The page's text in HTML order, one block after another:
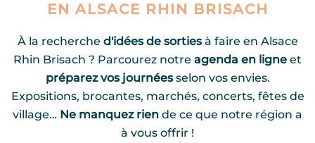
EN ALSACE RHIN BRISACH
À la recherche d'idées de sortiesà faire en Alsace
Rhin Brisach ? Parcourez notre agenda en ligne et
préparez vos journéesselon vos envies.
Expositions, brocantes, marchés, concerts, fêtes de
village… Ne manquez rien de ce que notre région a
à vous offrir !